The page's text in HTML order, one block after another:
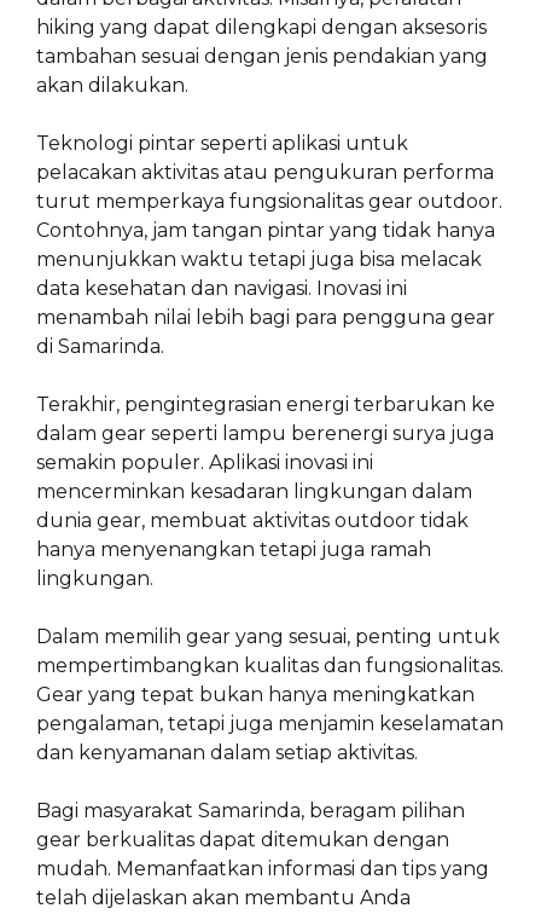
hiking yang dapat dilengkapi dengan aksesoris
tambahan sesuai dengan jenis pendakian yang
akan dilakukan.
Teknologi pintar seperti aplikasi untuk
pelacakan aktivitas atau pengukuran performa
turut memperkaya fungsionalitas gear outdoor.
Contohnya, jam tangan pintar yang tidak hanya
menunjukkan waktu tetapi juga bisa melacak
data kesehatan dan navigasi. Inovasi ini
menambah nilai lebih bagi para pengguna gear
di Samarinda.
Terakhir, pengintegrasian energi terbarukan ke
dalam gear seperti lampu berenergi surya juga
semakin populer. Aplikasi inovasi ini
mencerminkan kesadaran lingkungan dalam
dunia gear, membuat aktivitas outdoor tidak
hanya menyenangkan tetapi juga ramah
lingkungan.
Dalam memilih gear yang sesuai, penting untuk
mempertimbangkan kualitas dan fungsionalitas.
Gear yang tepat bukan hanya meningkatkan
pengalaman, tetapi juga menjamin keselamatan
dan kenyamanan dalam setiap aktivitas.
Bagi masyarakat Samarinda, beragam pilihan
gear berkualitas dapat ditemukan dengan
mudah. Memanfaatkan informasi dan tips yang
telah dijelaskan akan membantu Anda